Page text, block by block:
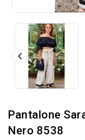
Pantalone
Nero 8538